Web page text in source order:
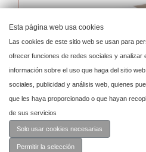
Esta página web usa cookies
Las cookies de este sitio web se usan para
ofrecer funciones de redes sociales y analizar
información sobre el uso que haga del sitio
sociales, publicidad y análisis web, quienes
que les haya proporcionado o que hayan
de sus servicios
Solo usar cookies necesarias
Permitir la selección